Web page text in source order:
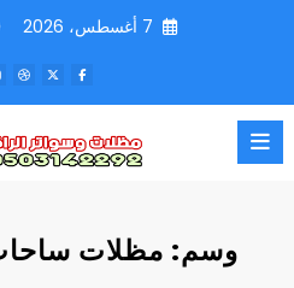
7 أغسطس، 2026
وسم: مظلات